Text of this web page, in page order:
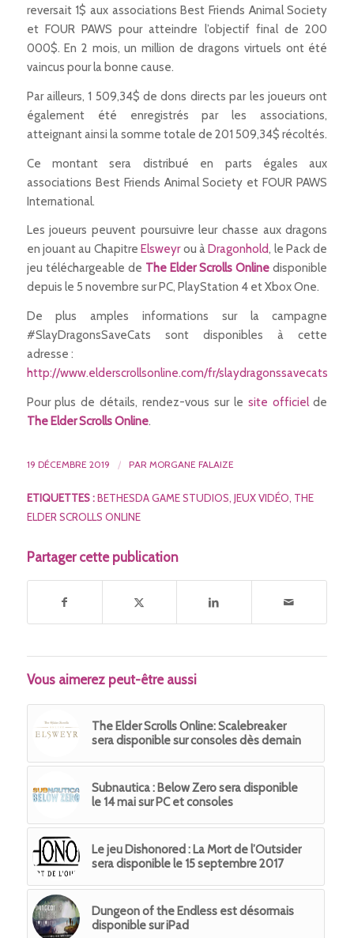
reversait 1$ aux associations Best Friends Animal Society
et FOUR PAWS pour atteindre l’objectif final de 200
000$. En 2 mois, un million de dragons virtuels ont été
vaincus pour la bonne cause.
Par ailleurs, 1 509,34$ de dons directs par les joueurs ont
également été enregistrés par les associations,
atteignant ainsi la somme totale de 201 509,34$ récoltés.
Ce montant sera distribué en parts égales aux
associations Best Friends Animal Society et FOUR PAWS
International.
Les joueurs peuvent poursuivre leur chasse aux dragons
en jouant au Chapitre Elsweyrou à Dragonhold, le Pack de
jeu téléchargeable de The Elder Scrolls Online disponible
depuis le 5 novembre sur PC, PlayStation 4 et Xbox One.
De plus amples informations sur la campagne
#SlayDragonsSaveCats sont disponibles à cette
adresse :
http://www.elderscrollsonline.com/fr/slaydragonssavecats
Pour plus de détails, rendez-vous sur le site officielde
The Elder Scrolls Online.
19 DÉCEMBRE 2019 / PAR MORGANE FALAIZE
ETIQUETTES : BETHESDA GAME STUDIOS, JEUX VIDÉO, THE
ELDER SCROLLS ONLINE
Partager cette publication
Vous aimerez peut-être aussi
The Elder Scrolls Online: Scalebreaker
sera disponible sur consoles dès demain
Subnautica : Below Zero sera disponible
le 14 mai sur PC et consoles
Le jeu Dishonored : La Mort de l’Outsider
sera disponible le 15 septembre 2017
Dungeon of the Endless est désormais
disponible sur iPad